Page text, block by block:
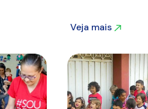
Veja mais